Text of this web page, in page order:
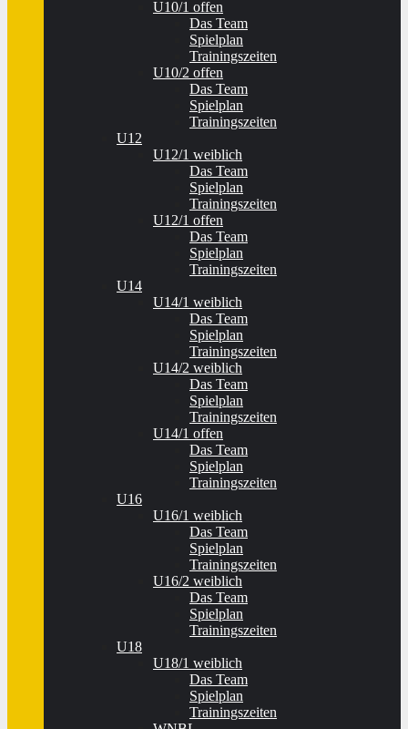
U10/1 offen
Das Team
Spielplan
Trainingszeiten
U10/2 offen
Das Team
Spielplan
Trainingszeiten
U12
U12/1 weiblich
Das Team
Spielplan
Trainingszeiten
U12/1 offen
Das Team
Spielplan
Trainingszeiten
U14
U14/1 weiblich
Das Team
Spielplan
Trainingszeiten
U14/2 weiblich
Das Team
Spielplan
Trainingszeiten
U14/1 offen
Das Team
Spielplan
Trainingszeiten
U16
U16/1 weiblich
Das Team
Spielplan
Trainingszeiten
U16/2 weiblich
Das Team
Spielplan
Trainingszeiten
U18
U18/1 weiblich
Das Team
Spielplan
Trainingszeiten